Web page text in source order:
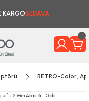
KARGO BEDAVA
RETRO-Color,